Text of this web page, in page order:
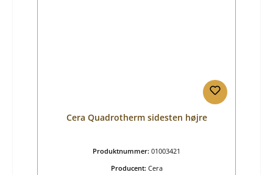
Cera Quadrotherm sidesten højre
Produktnummer: 01003421
Producent: Cera